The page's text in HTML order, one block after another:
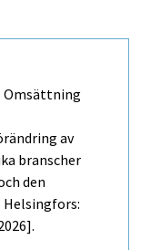
Omsättning
av
branscher
den
Helsingfors: